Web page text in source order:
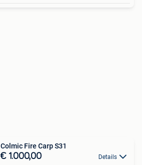
Colmic Fire Carp S31
€ 1.000,00 Details